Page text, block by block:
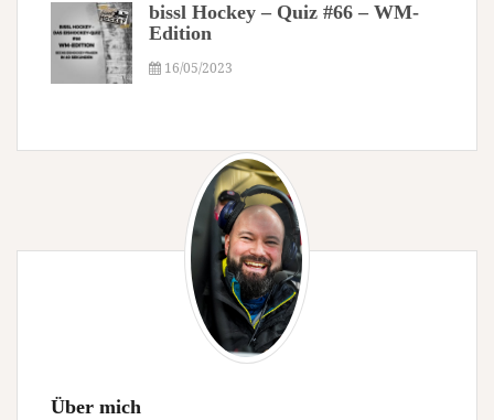
bissl Hockey – Quiz #66 – WM-
Edition
16/05/2023
Über mich